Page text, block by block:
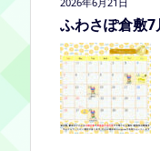
ふわさぽ倉敷7